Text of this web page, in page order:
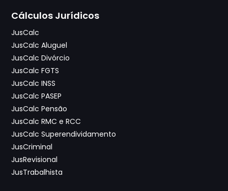
Cálculos Jurídicos
JusCalc
JusCalc Aluguel
JusCalc Divórcio
JusCalc FGTS
JusCalc INSS
JusCalc PASEP
JusCalc Pensão
JusCalc RMC e RCC
JusCalc Superendividamento
JusCriminal
JusRevisional
JusTrabalhista